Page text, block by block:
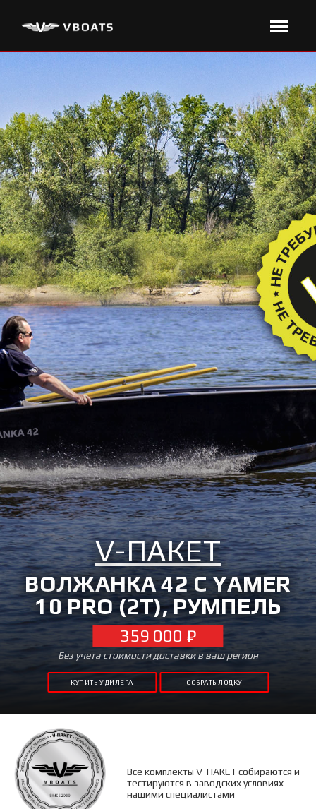
V-ПАКЕТ
ВОЛЖАНКА 42 C YAMER
10 PRO (2T), РУМПЕЛЬ
359 000 ₽
Без учета стоимости доставки в ваш регион
КУПИТЬ У ДИЛЕРА СОБРАТЬ ЛОДКУ
Все комплекты V-ПАКЕТ собираются и
тестируются в заводских условиях
нашими специалистами